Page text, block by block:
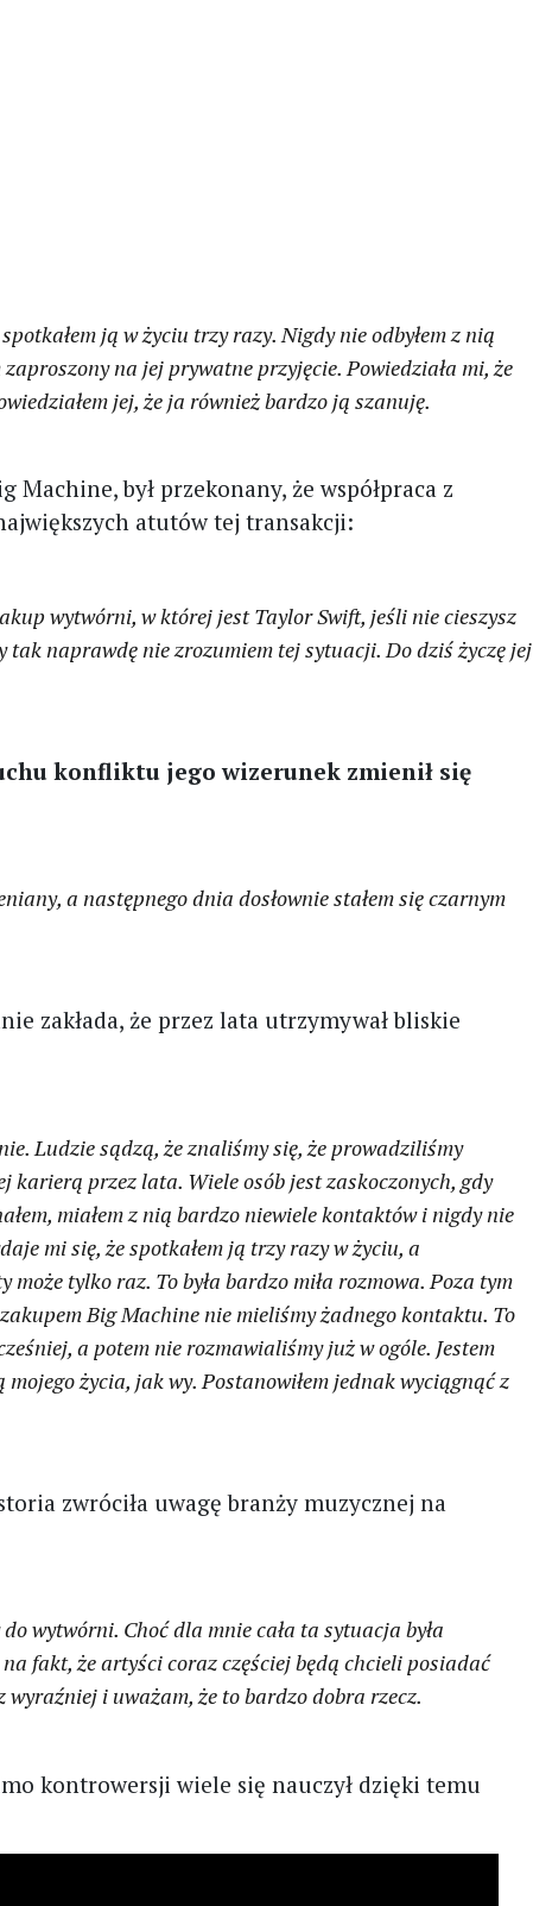
ją w życiu trzy razy. Nigdy nie odbyłem z nią
na jej prywatne przyjęcie. Powiedziała mi, że
jej, że ja również bardzo ją szanuję.
Machine, był przekonany, że współpraca z
atutów tej transakcji:
wytwórni, w której jest Taylor Swift, jeśli nie cieszysz
tak naprawdę nie zrozumiem tej sytuacji. Do dziś życzę jej
konfliktu jego wizerunek zmienił się
a następnego dnia dosłownie stałem się czarnym
zakłada, że przez lata utrzymywał bliskie
Ludzie sądzą, że znaliśmy się, że prowadziliśmy
karierą przez lata. Wiele osób jest zaskoczonych, gdy
miałem z nią bardzo niewiele kontaktów i nigdy nie
mi się, że spotkałem ją trzy razy w życiu, a
może tylko raz. To była bardzo miła rozmowa. Poza tym
Big Machine nie mieliśmy żadnego kontaktu. To
a potem nie rozmawialiśmy już w ogóle. Jestem
mojego życia, jak wy. Postanowiłem jednak wyciągnąć z
zwróciła uwagę branży muzycznej na
wytwórni. Choć dla mnie cała ta sytuacja była
fakt, że artyści coraz częściej będą chcieli posiadać
i uważam, że to bardzo dobra rzecz.
kontrowersji wiele się nauczył dzięki temu